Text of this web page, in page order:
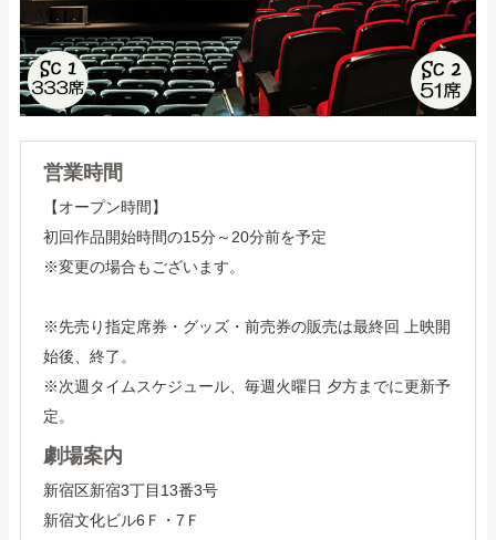
営業時間
【オープン時間】
初回作品開始時間の15分～20分前を予定
※変更の場合もございます。
※先売り指定席券・グッズ・前売券の販売は最終回 上映開
始後、終了。
※次週タイムスケジュール、毎週火曜日 夕方までに更新予
定。
劇場案内
新宿区新宿3丁目13番3号
新宿文化ビル6Ｆ・7Ｆ